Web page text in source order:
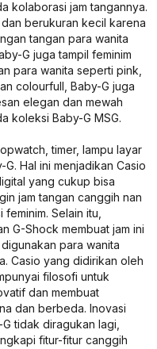
kolaborasi jam tangannya.
berukuran kecil karena
tangan para wanita
G juga tampil feminim
para wanita seperti pink,
colourfull, Baby-G juga
elegan dan mewah
koleksi Baby-G MSG.
timer, lampu layar
Hal ini menjadikan Casio
yang cukup bisa
jam tangan canggih nan
Selain itu,
G-Shock membuat jam ini
para wanita
Casio yang didirikan oleh
filosofi untuk
dan membuat
dan berbeda. Inovasi
tidak diragukan lagi,
fitur-fitur canggih